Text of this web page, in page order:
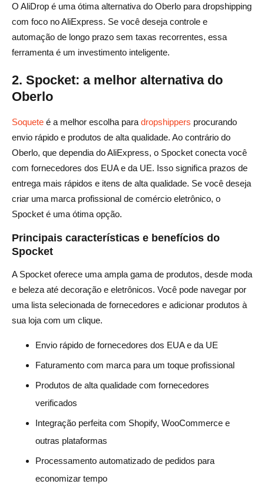
O AliDrop é uma ótima alternativa do Oberlo para dropshipping
com foco no AliExpress. Se você deseja controle e
automação de longo prazo sem taxas recorrentes, essa
ferramenta é um investimento inteligente.
2. Spocket: a melhor alternativa do
Oberlo
Soquete é a melhor escolha para dropshippers procurando
envio rápido e produtos de alta qualidade. Ao contrário do
Oberlo, que dependia do AliExpress, o Spocket conecta você
com fornecedores dos EUA e da UE. Isso significa prazos de
entrega mais rápidos e itens de alta qualidade. Se você deseja
criar uma marca profissional de comércio eletrônico, o
Spocket é uma ótima opção.
Principais características e benefícios do
Spocket
A Spocket oferece uma ampla gama de produtos, desde moda
e beleza até decoração e eletrônicos. Você pode navegar por
uma lista selecionada de fornecedores e adicionar produtos à
sua loja com um clique.
Envio rápido de fornecedores dos EUA e da UE
Faturamento com marca para um toque profissional
Produtos de alta qualidade com fornecedores
verificados
Integração perfeita com Shopify, WooCommerce e
outras plataformas
Processamento automatizado de pedidos para
economizar tempo